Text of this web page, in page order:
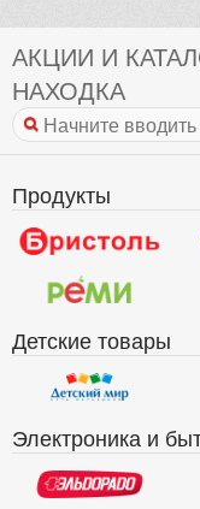
АКЦИИ И
НАХОДКА
Продукты
Детские товары
Электроника и